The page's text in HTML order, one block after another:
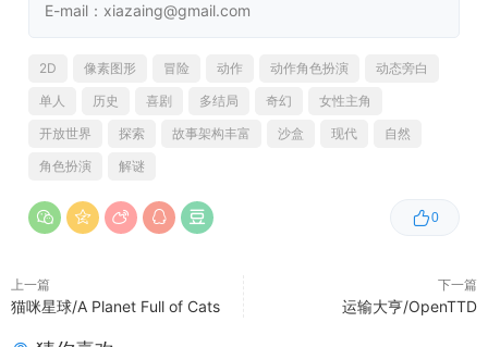
🌿 六大独特区域，开放式自由探索
堪的锯木厂、万年冰封的雪山迷宫，它们还可能会随着昼夜
周期和天气变幻而变化。游戏里每个生态区域都藏着不同的
才能履险若夷。
E-mail：xiazaing@gmail.com
0
2D 像素图形 冒险 动作 动作角色扮演
动态旁白
单人
历史 喜剧 多结局 奇幻
女性主角
开放世界
探索 故事架构丰富 沙盒 现代
自然
角色扮演
解谜
上一篇
猫咪星球/A Planet Full of Cats
下一篇
运输大亨/OpenTTD